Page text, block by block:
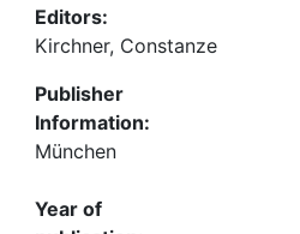
Editors:
Kirchner, Constanze
Publisher
Information:
München
Year of